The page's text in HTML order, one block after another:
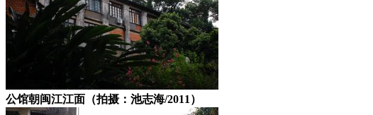
公馆朝闽江江面（拍摄：池志海/2011）